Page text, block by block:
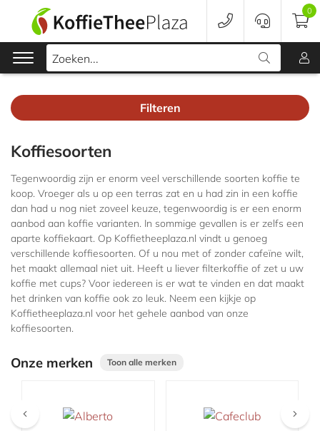
Zoeken...
0
Koffie
Voordeelverpakking
Onderhoud
Accessoires
Merken
Filteren
Koffiesoorten
Tegenwoordig zijn er enorm veel verschillende soorten koffie te
koop. Vroeger als u op een terras zat en u had zin in een koffie
dan had u nog niet zoveel keuze, tegenwoordig is er een enorm
aanbod aan koffie varianten. In sommige gevallen is er zelfs een
aparte koffiekaart. Op Koffietheeplaza.nl vindt u genoeg
verschillende koffiesoorten. Of u nou met of zonder cafeïne wilt,
het maakt allemaal niet uit. Heeft u liever filterkoffie of zet u uw
koffie met cups? Voor iedereen is er wat te vinden en dat maakt
het drinken van koffie ook zo leuk. Neem een kijkje op
Koffietheeplaza.nl voor het gehele aanbod van onze
koffiesoorten.
Onze merken Toon alle merken